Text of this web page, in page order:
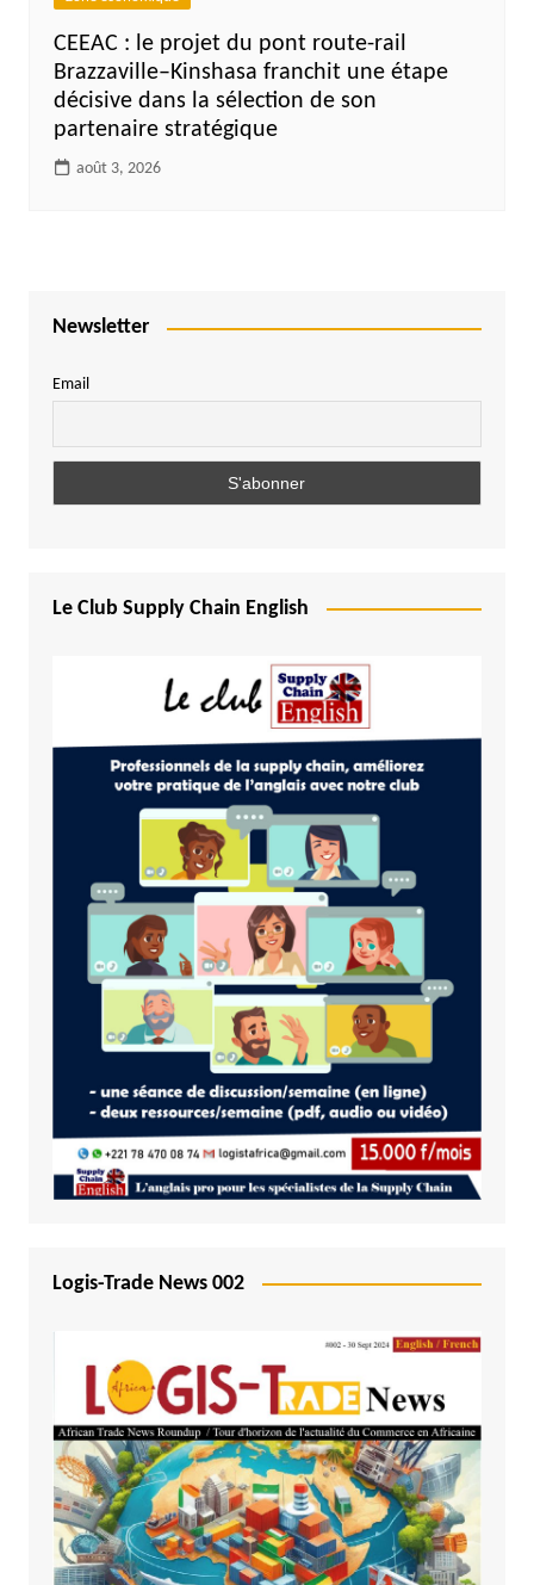
CEEAC : le projet du pont route-rail
Brazzaville–Kinshasa franchit une étape
décisive dans la sélection de son
partenaire stratégique
août 3, 2026
Newsletter
Email
Le Club Supply Chain English
Logis-Trade News 002